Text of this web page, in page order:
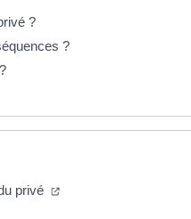
?
?
privé